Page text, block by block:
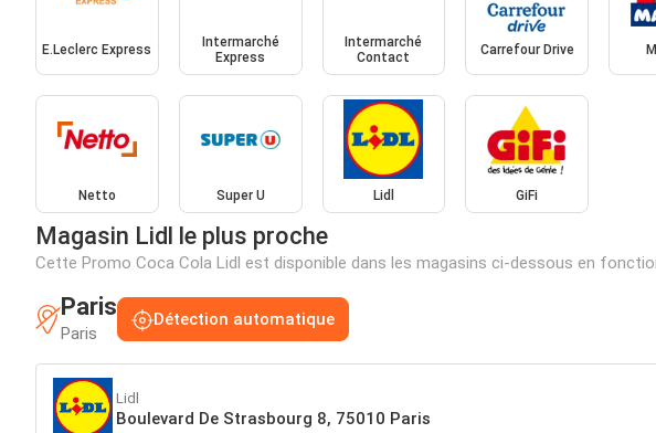
E.Leclerc Express
Intermarché
Express
Intermarché
Contact
Carrefour Drive
Netto Super U Lidl GiFi
Magasin Lidl le plus proche
Cette Promo Coca Cola Lidl est disponible dans les magasins ci-dessous en
Paris
Paris
Détection automatique
Lidl
Boulevard De Strasbourg 8, 75010 Paris